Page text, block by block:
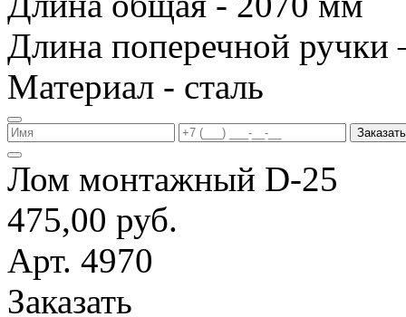
Длина поперечной ручки
Материал - сталь
Заказать
Лом монтажный D-25
475,00 руб.
Арт. 4970
Заказать